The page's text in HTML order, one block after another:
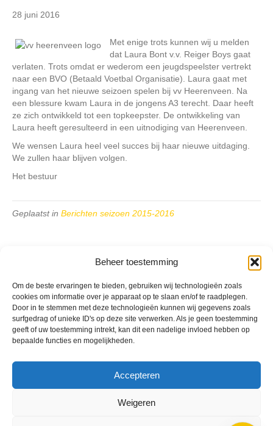
Beheer toestemming
Om de beste ervaringen te bieden, gebruiken wij technologieën zoals
cookies om informatie over je apparaat op te slaan en/of te raadplegen.
Door in te stemmen met deze technologieën kunnen wij gegevens zoals
surfgedrag of unieke ID's op deze site verwerken. Als je geen toestemming
geeft of uw toestemming intrekt, kan dit een nadelige invloed hebben op
bepaalde functies en mogelijkheden.
Accepteren
Weigeren
28 juni 2016
Met enige trots kunnen wij u melden
dat Laura Bont v.v. Reiger Boys gaat
verlaten. Trots omdat er wederom een jeugdspeelster vertrekt
naar een BVO (Betaald Voetbal Organisatie). Laura gaat met
ingang van het nieuwe seizoen spelen bij vv Heerenveen. Na
een blessure kwam Laura in de jongens A3 terecht. Daar heeft
ze zich ontwikkeld tot een topkeepster. De ontwikkeling van
Laura heeft geresulteerd in een uitnodiging van Heerenveen.
We wensen Laura heel veel succes bij haar nieuwe uitdaging.
We zullen haar blijven volgen.
Het bestuur
Geplaatst in Berichten seizoen 2015-2016
VV Reiger Boys
De Wending, Lotte Beesedijk 1
1705 NA Heerhugowaard
Google maps route
XML-Sitemap